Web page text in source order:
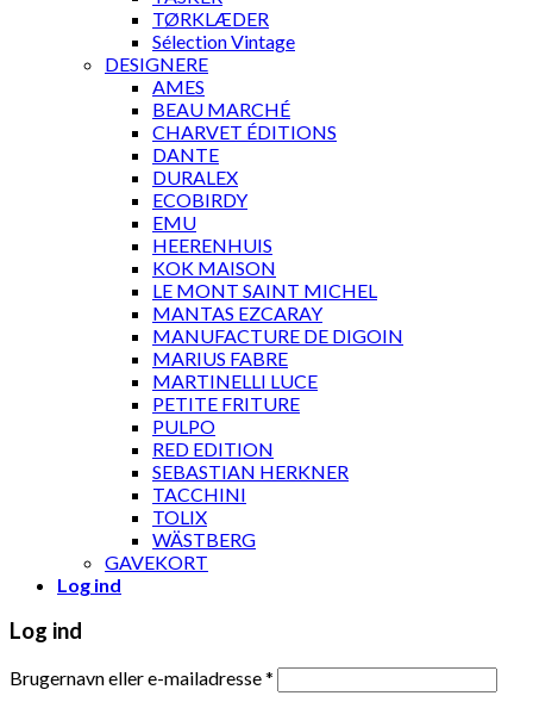
TØRKLÆDER
Sélection Vintage
DESIGNERE
AMES
BEAU MARCHÉ
CHARVET ÉDITIONS
DANTE
DURALEX
ECOBIRDY
EMU
HEERENHUIS
KOK MAISON
LE MONT SAINT MICHEL
MANTAS EZCARAY
MANUFACTURE DE DIGOIN
MARIUS FABRE
MARTINELLI LUCE
PETITE FRITURE
PULPO
RED EDITION
SEBASTIAN HERKNER
TACCHINI
TOLIX
WÄSTBERG
GAVEKORT
Log ind
Log ind
Brugernavn eller e-mailadresse*